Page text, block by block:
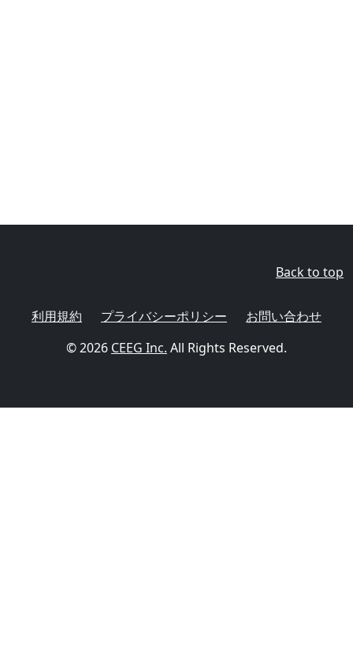
Back to top
利用規約 プライバシーポリシー
お問い合わせ
© 2026 CEEG Inc. All Rights Reserved.